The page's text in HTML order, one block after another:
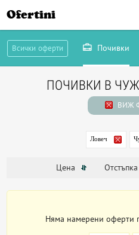
Ofertini
Всички оферти Почивки
ПОЧИВКИ В
ВИЖ
Ловеч
Цена Отстъпка
Няма намерени оферти